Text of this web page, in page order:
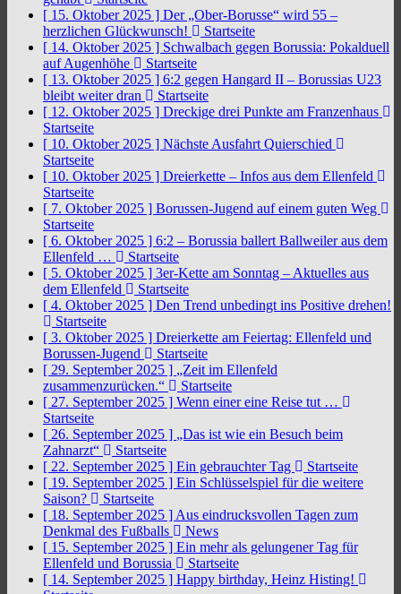
[ 15. Oktober 2025 ] Der „Ober-Borusse“ wird 55 –
herzlichen Glückwunsch!
Startseite
[ 14. Oktober 2025 ] Schwalbach gegen Borussia: Pokalduell
auf Augenhöhe
Startseite
[ 13. Oktober 2025 ] 6:2 gegen Hangard II – Borussias U23
bleibt weiter dran
Startseite
[ 12. Oktober 2025 ] Dreckige drei Punkte am Franzenhaus
Startseite
[ 10. Oktober 2025 ] Nächste Ausfahrt Quierschied
Startseite
[ 10. Oktober 2025 ] Dreierkette – Infos aus dem Ellenfeld
Startseite
[ 7. Oktober 2025 ] Borussen-Jugend auf einem guten Weg
Startseite
[ 6. Oktober 2025 ] 6:2 – Borussia ballert Ballweiler aus dem
Ellenfeld …
Startseite
[ 5. Oktober 2025 ] 3er-Kette am Sonntag – Aktuelles aus
dem Ellenfeld
Startseite
[ 4. Oktober 2025 ] Den Trend unbedingt ins Positive drehen!
Startseite
[ 3. Oktober 2025 ] Dreierkette am Feiertag: Ellenfeld und
Borussen-Jugend
Startseite
[ 29. September 2025 ] „Zeit im Ellenfeld
zusammenzurücken.“
Startseite
[ 27. September 2025 ] Wenn einer eine Reise tut …
Startseite
[ 26. September 2025 ] „Das ist wie ein Besuch beim
Zahnarzt“
Startseite
[ 22. September 2025 ] Ein gebrauchter Tag
Startseite
[ 19. September 2025 ] Ein Schlüsselspiel für die weitere
Saison?
Startseite
[ 18. September 2025 ] Aus eindrucksvollen Tagen zum
Denkmal des Fußballs
News
[ 15. September 2025 ] Ein mehr als gelungener Tag für
Ellenfeld und Borussia
Startseite
[ 14. September 2025 ] Happy birthday, Heinz Histing!